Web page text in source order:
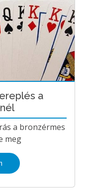
a
a bronzérmes
meg